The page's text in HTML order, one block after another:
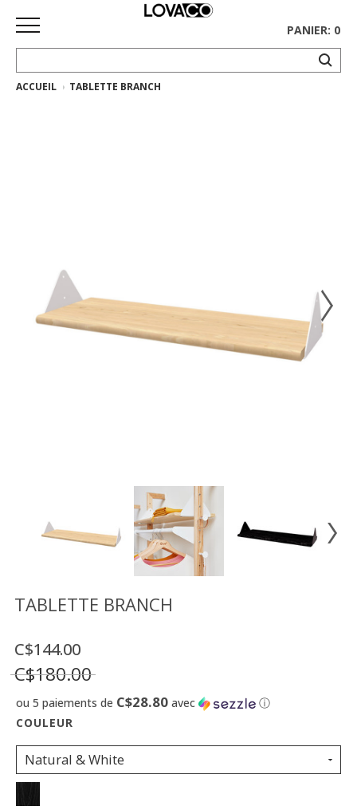
ACCUEIL
Collection
Gus*
Tapis
LISTE
DE
US
PANIER: 0
ACCUEIL TABLETTE BRANCH
TABLETTE BRANCH
C$144.00
C$180.00
ou 5 paiements de C$28.80 avec ⓘ
Natural & White